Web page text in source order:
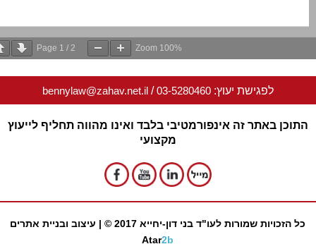
Page1 Zoom100%
לפגישת יעוץ:03-5280460
/
bennylaw@zahav.net.il
באתר זה אינפורמטיבי בלבד ואינו מהווה תחליף לייעוץ
מקצועי
הזכויות שמורות לעו"ד בני דון-יחייא 2017 © |
עיצוב ובניית אתרים
Atar